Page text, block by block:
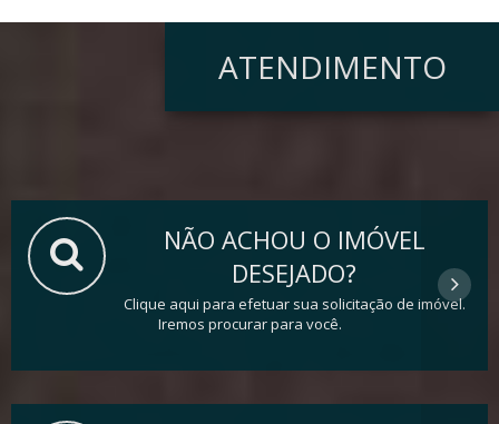
ATENDIMENTO
NÃO ACHOU O IMÓVEL
DESEJADO?
Clique aqui para efetuar sua solicitação de imóvel.
Iremos procurar para você.